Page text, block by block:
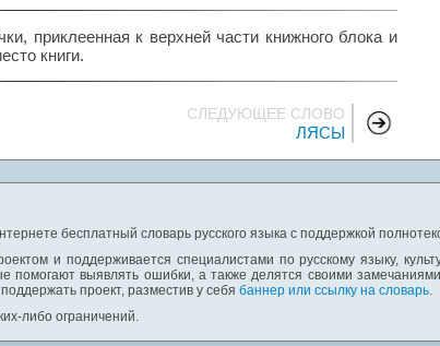
приклеенная к верхней части книжного блока и
книги.
СЛЕДУЮЩЕЕ СЛОВО
ЛЯСЫ
бесплатный словарь русского языка с поддержкой
и поддерживается специалистами по русскому языку,
помогают выявлять ошибки, а также делятся своими
проект, разместив у себя баннер или ссылку на словарь.
либо ограничений.